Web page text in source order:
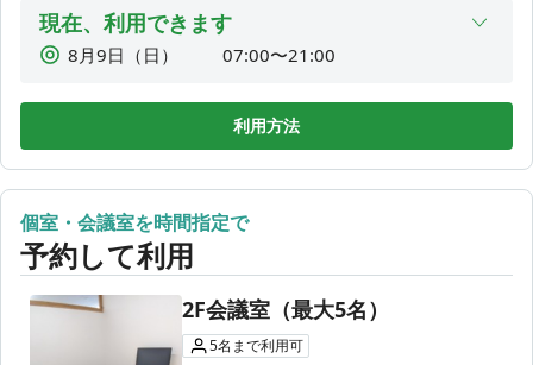
現在、利用できます
8月9日（日）
07:00〜21:00
07:00〜21:00
8月12日（水）
07:00〜21:00
8月13日（木）
07:00〜21:00
8月14日（金）
07:00〜21:00
8月15日（土）
利用方法
個室・会議室を時間指定で
予約して利用
2F会議室（最大5名）
5名 まで利用可